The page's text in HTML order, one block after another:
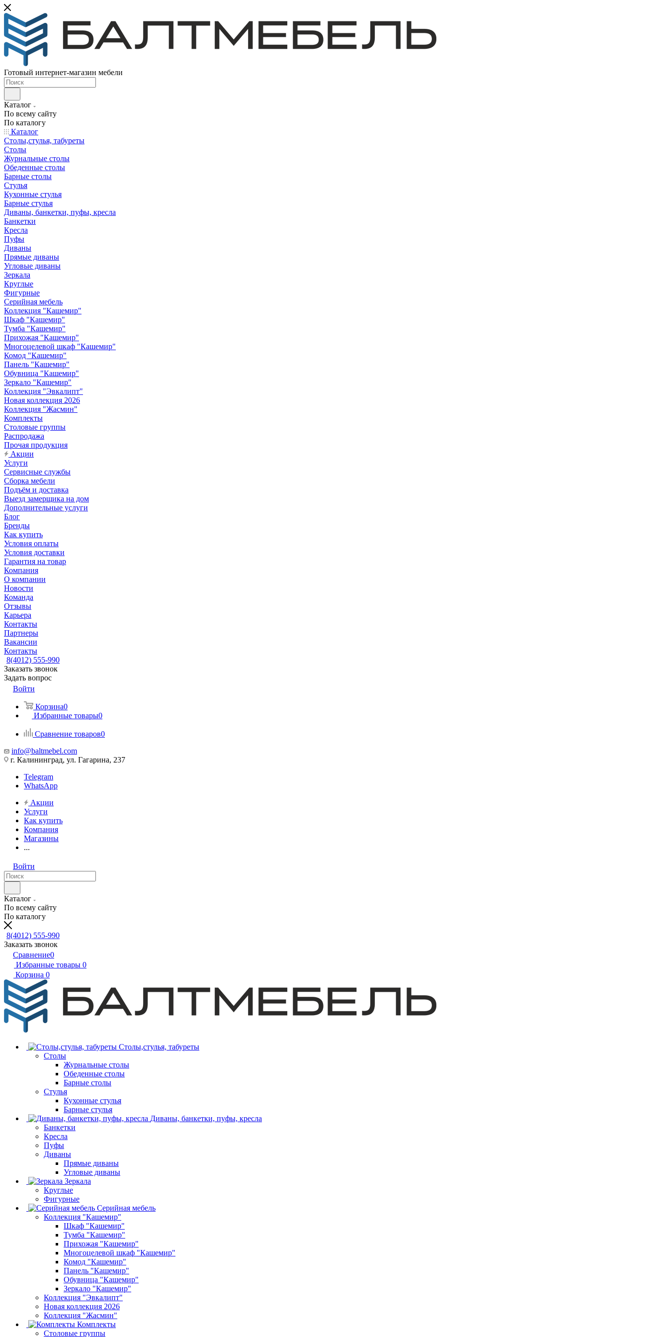
Готовый интернет-магазин мебели
Каталог
По всему сайту
По каталогу
Каталог
Столы,стулья, табуреты
Столы
Журнальные столы
Обеденные столы
Барные столы
Стулья
Кухонные стулья
Барные стулья
Диваны, банкетки, пуфы, кресла
Банкетки
Кресла
Пуфы
Диваны
Прямые диваны
Угловые диваны
Зеркала
Круглые
Фигурные
Серийная мебель
Коллекция "Кашемир"
Шкаф "Кашемир"
Тумба "Кашемир"
Прихожая "Кашемир"
Многоцелевой шкаф "Кашемир"
Комод "Кашемир"
Панель "Кашемир"
Обувница "Кашемир"
Зеркало "Кашемир"
Коллекция "Эвкалипт"
Новая коллекция 2026
Коллекция "Жасмин"
Комплекты
Столовые группы
Распродажа
Прочая продукция
Акции
Услуги
Сервисные службы
Сборка мебели
Подъём и доставка
Выезд замерщика на дом
Дополнительные услуги
Блог
Бренды
Как купить
Условия оплаты
Условия доставки
Гарантия на товар
Компания
О компании
Новости
Команда
Отзывы
Карьера
Контакты
Партнеры
Вакансии
Контакты
8(4012) 555-990
Заказать звонок
Задать вопрос
Войти
Корзина0
Избранные товары0
Сравнение товаров0
info@baltmebel.com
г. Калининград, ул. Гагарина, 237
Telegram
WhatsApp
Акции
Услуги
Как купить
Компания
Магазины
...
Войти
Каталог
По всему сайту
По каталогу
8(4012) 555-990
Заказать звонок
Сравнение0
Избранные товары 0
Корзина 0
Столы,стулья, табуреты
Столы
Журнальные столы
Обеденные столы
Барные столы
Стулья
Кухонные стулья
Барные стулья
Диваны, банкетки, пуфы, кресла
Банкетки
Кресла
Пуфы
Диваны
Прямые диваны
Угловые диваны
Зеркала
Круглые
Фигурные
Серийная мебель
Коллекция "Кашемир"
Шкаф "Кашемир"
Тумба "Кашемир"
Прихожая "Кашемир"
Многоцелевой шкаф "Кашемир"
Комод "Кашемир"
Панель "Кашемир"
Обувница "Кашемир"
Зеркало "Кашемир"
Коллекция "Эвкалипт"
Новая коллекция 2026
Коллекция "Жасмин"
Комплекты
Столовые группы